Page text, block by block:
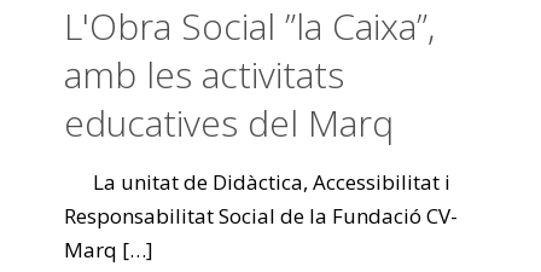
L'Obra Social ”la Caixa”,
amb les activitats
educatives del Marq
La unitat de Didàctica, Accessibilitat i
Responsabilitat Social de la Fundació CV-
Marq […]